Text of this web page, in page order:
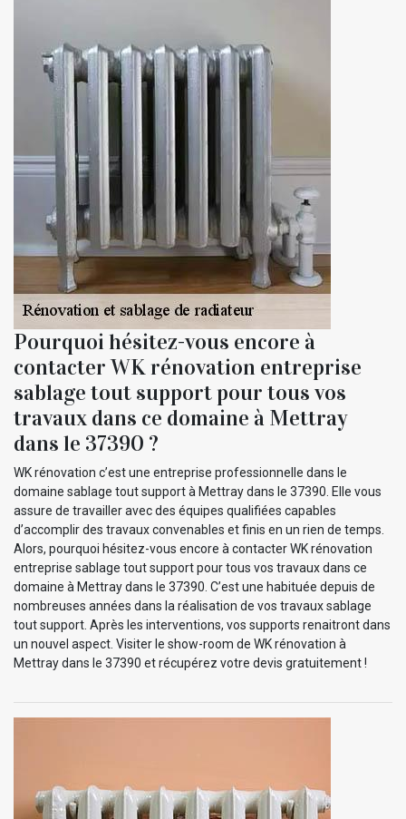
Pourquoi hésitez-vous encore à
contacter WK rénovation entreprise
sablage tout support pour tous vos
travaux dans ce domaine à Mettray
dans le 37390 ?
WK rénovation c’est une entreprise professionnelle dans le
domaine sablage tout support à Mettray dans le 37390. Elle vous
assure de travailler avec des équipes qualifiées capables
d’accomplir des travaux convenables et finis en un rien de temps.
Alors, pourquoi hésitez-vous encore à contacter WK rénovation
entreprise sablage tout support pour tous vos travaux dans ce
domaine à Mettray dans le 37390. C’est une habituée depuis de
nombreuses années dans la réalisation de vos travaux sablage
tout support. Après les interventions, vos supports renaitront dans
un nouvel aspect. Visiter le show-room de WK rénovation à
Mettray dans le 37390 et récupérez votre devis gratuitement !